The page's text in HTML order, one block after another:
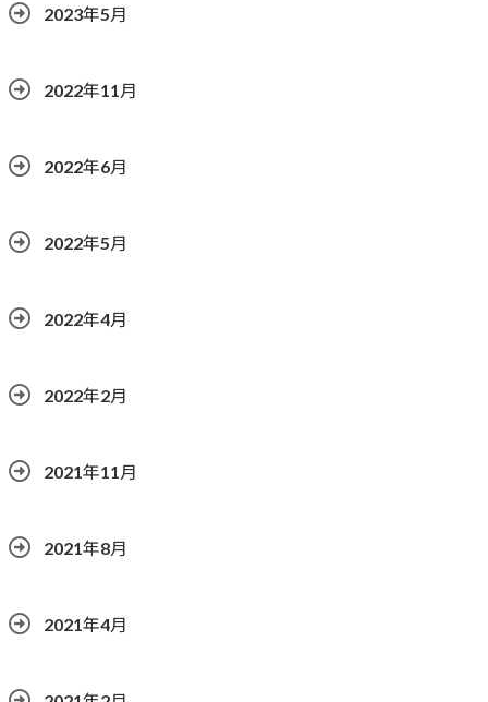
2023年5月
2022年11月
2022年6月
2022年5月
2022年4月
2022年2月
2021年11月
2021年8月
2021年4月